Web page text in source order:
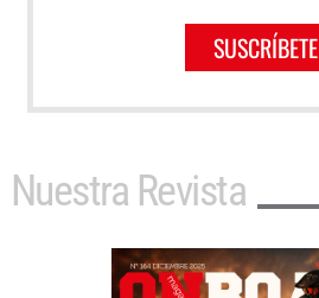
SUSCRÍBETE
Nuestra Revista